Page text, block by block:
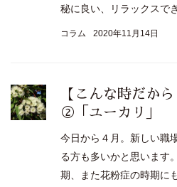
秘に良い、リラックスで
コラム 2020年11月14日
【こんな時だか
②「ユーカリ」
今日から４月。新しい職
る方も多いかと思います
期、また花粉症の時期に